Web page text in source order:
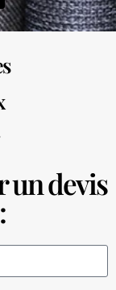
un devis